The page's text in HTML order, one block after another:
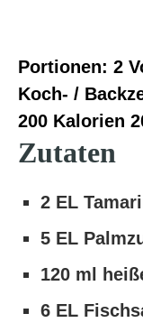
Portionen: 2
Koch- /
200 Kalorien
Zutaten
2 EL
5 EL
120 ml
6 EL